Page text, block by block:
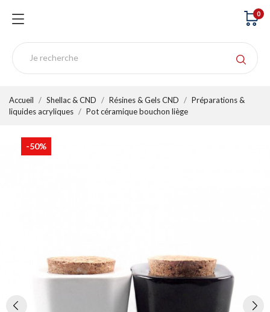
0
Accueil Shellac & CND Résines & Gels CND
Préparations &
liquides acryliques
Pot céramique bouchon liège
-50%